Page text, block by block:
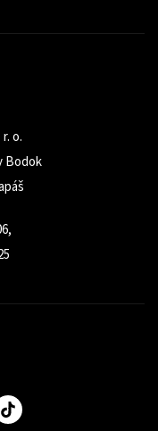
o.
Bodok